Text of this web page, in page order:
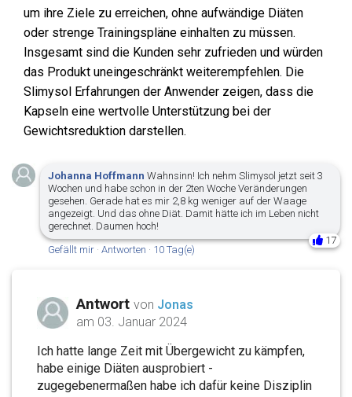
um ihre Ziele zu erreichen, ohne aufwändige Diäten
oder strenge Trainingspläne einhalten zu müssen.
Insgesamt sind die Kunden sehr zufrieden und würden
das Produkt uneingeschränkt weiterempfehlen. Die
Slimysol Erfahrungen der Anwender zeigen, dass die
Kapseln eine wertvolle Unterstützung bei der
Gewichtsreduktion darstellen.
Johanna Hoffmann Wahnsinn! Ich nehm Slimysol jetzt seit 3
Wochen und habe schon in der 2ten Woche Veränderungen
gesehen. Gerade hat es mir 2,8 kg weniger auf der Waage
angezeigt. Und das ohne Diät. Damit hätte ich im Leben nicht
gerechnet. Daumen hoch!
17
Gefällt mir · Antworten · 10 Tag(e)
Antwort von Jonas
am 03. Januar 2024
Ich hatte lange Zeit mit Übergewicht zu kämpfen,
habe einige Diäten ausprobiert -
zugegebenermaßen habe ich dafür keine Disziplin